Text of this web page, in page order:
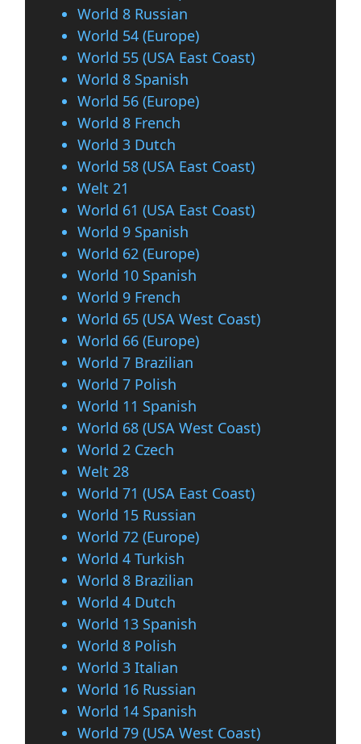
World 8 Russian
World 54 (Europe)
World 55 (USA East Coast)
World 8 Spanish
World 56 (Europe)
World 8 French
World 3 Dutch
World 58 (USA East Coast)
Welt 21
World 61 (USA East Coast)
World 9 Spanish
World 62 (Europe)
World 10 Spanish
World 9 French
World 65 (USA West Coast)
World 66 (Europe)
World 7 Brazilian
World 7 Polish
World 11 Spanish
World 68 (USA West Coast)
World 2 Czech
Welt 28
World 71 (USA East Coast)
World 15 Russian
World 72 (Europe)
World 4 Turkish
World 8 Brazilian
World 4 Dutch
World 13 Spanish
World 8 Polish
World 3 Italian
World 16 Russian
World 14 Spanish
World 79 (USA West Coast)